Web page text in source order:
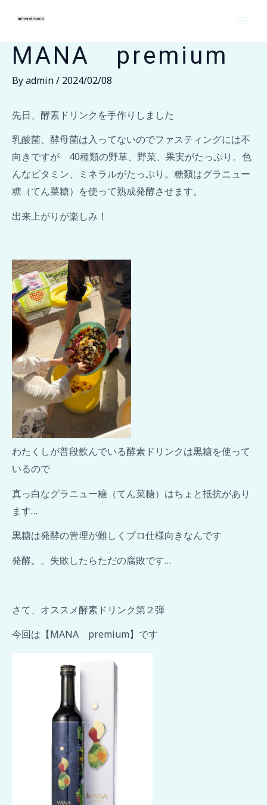
MANA premium
Byadmin/2024/02/08
先日、酵素ドリンクを手作りしました
乳酸菌、酵母菌は入ってないのでファスティングには不
向きですが 40種類の野草、野菜、果実がたっぷり。色
んなビタミン、ミネラルがたっぷり。糖類はグラニュー
糖（てん菜糖）を使って熟成発酵させます。
出来上がりが楽しみ！
わたくしが普段飲んでいる酵素ドリンクは黒糖を使って
いるので
真っ白なグラニュー糖（てん菜糖）はちょと抵抗があり
ます…
黒糖は発酵の管理が難しくプロ仕様向きなんです
発酵。。失敗したらただの腐敗です…
さて、オススメ酵素ドリンク第２弾
今回は【MANA premium】です
navigation